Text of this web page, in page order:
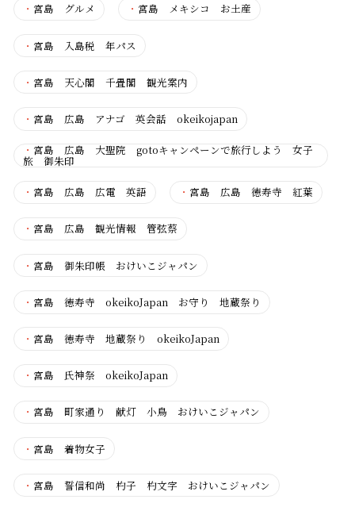
・ 宮島 グルメ ・ 宮島 メキシコ お土産
・ 宮島 入島税 年パス
・ 宮島 天心閣 千畳閣 観光案内
・ 宮島 広島 アナゴ 英会話 okeikojapan
・ 宮島 広島 大聖院 gotoキャンペーンで旅行しよう 女子
旅 御朱印
・ 宮島 広島 広電 英語 ・ 宮島 広島 徳寿寺 紅葉
・ 宮島 広島 観光情報 管弦蔡
・ 宮島 御朱印帳 おけいこジャパン
・ 宮島 徳寿寺 okeikoJapan お守り 地蔵祭り
・ 宮島 徳寿寺 地蔵祭り okeikoJapan
・ 宮島 氏神祭 okeikoJapan
・ 宮島 町家通り 献灯 小鳥 おけいこジャパン
・ 宮島 着物女子
・ 宮島 誓信和尚 杓子 杓文字 おけいこジャパン